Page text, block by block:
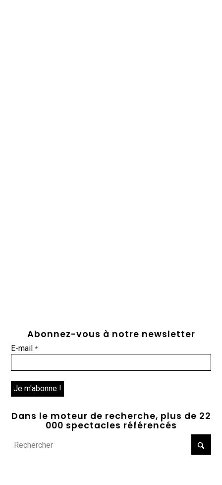
Abonnez-vous à notre newsletter
E-mail*
Dans le moteur de recherche, plus de 22
000 spectacles référencés